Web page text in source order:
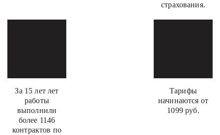
страхования.
За 15 лет лет
работы
выполнили
более 1146
контрактов по
Тарифы
начинаются от
1099 руб.